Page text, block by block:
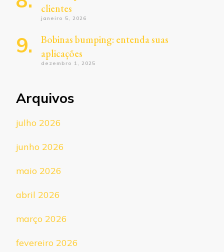
clientes
janeiro 5, 2026
Bobinas bumping: entenda suas
aplicações
dezembro 1, 2025
Arquivos
julho 2026
junho 2026
maio 2026
abril 2026
março 2026
fevereiro 2026